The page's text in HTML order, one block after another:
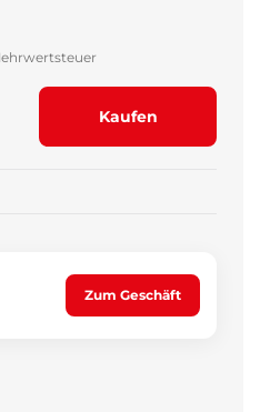
Kaufen
Zum Geschäft